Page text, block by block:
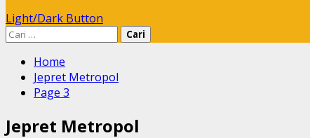
Light/Dark Button
Cari
Home
Jepret Metropol
Page 3
Jepret Metropol